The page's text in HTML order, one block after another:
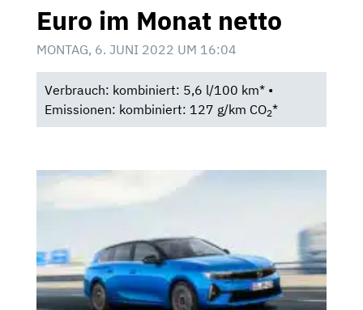
Euro im Monat netto
MONTAG, 6. JUNI 2022 UM 16:04
Verbrauch: kombiniert: 5,6 l/100 km* •
Emissionen: kombiniert: 127 g/km CO2*